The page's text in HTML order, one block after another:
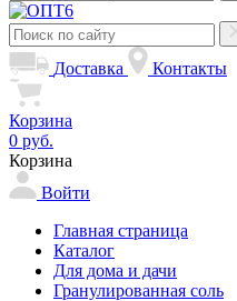
Доставка
Контакты
Корзина
0 руб.
Корзина
Войти
Главная страница
Каталог
Для дома и дачи
Гранулированная соль